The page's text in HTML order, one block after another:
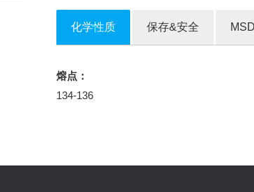
化学性质 保存&安全
熔点：
134-136